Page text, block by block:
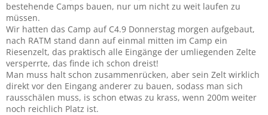
bestehende Camps bauen, nur um nicht zu weit laufen zu
müssen.
Wir hatten das Camp auf C4.9 Donnerstag morgen aufgebaut,
nach RATM stand dann auf einmal mitten im Camp ein
Riesenzelt, das praktisch alle Eingänge der umliegenden Zelte
versperrte, das finde ich schon dreist!
Man muss halt schon zusammenrücken, aber sein Zelt wirklich
direkt vor den Eingang anderer zu bauen, sodass man sich
rausschälen muss, is schon etwas zu krass, wenn 200m weiter
noch reichlich Platz ist.